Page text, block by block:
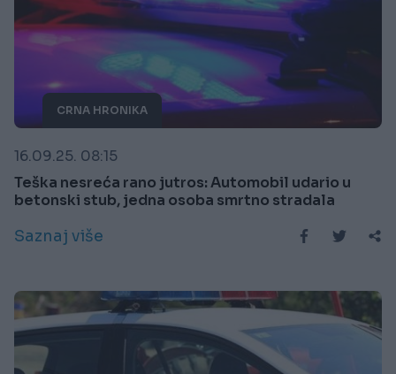
CRNA HRONIKA
16.09.25. 08:15
Teška nesreća rano jutros: Automobil udario u
betonski stub, jedna osoba smrtno stradala
Saznaj više